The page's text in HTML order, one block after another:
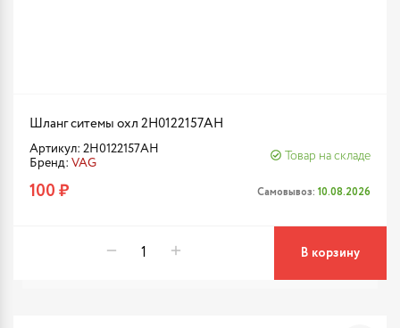
Шланг ситемы охл 2H0122157AH
Артикул: 2H0122157AH
Бренд: VAG
Товар на складе
100 ₽ Самовывоз: 10.08.2026
В корзину